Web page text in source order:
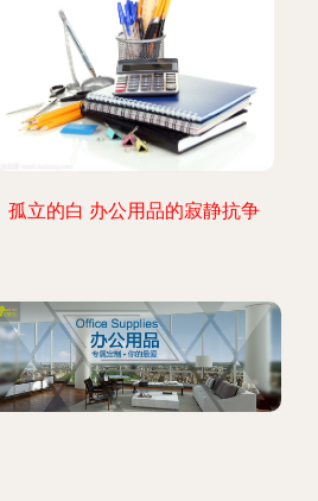
孤立的白 办公用品的寂静抗争